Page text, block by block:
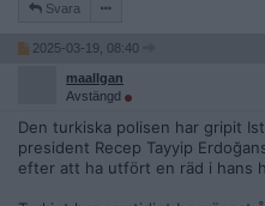
Svara
2025-03-19, 08:40
maallgan
Avstängd
Den turkiska polisen har gripit
president Recep Tayyip
efter att ha utfört en räd i hans